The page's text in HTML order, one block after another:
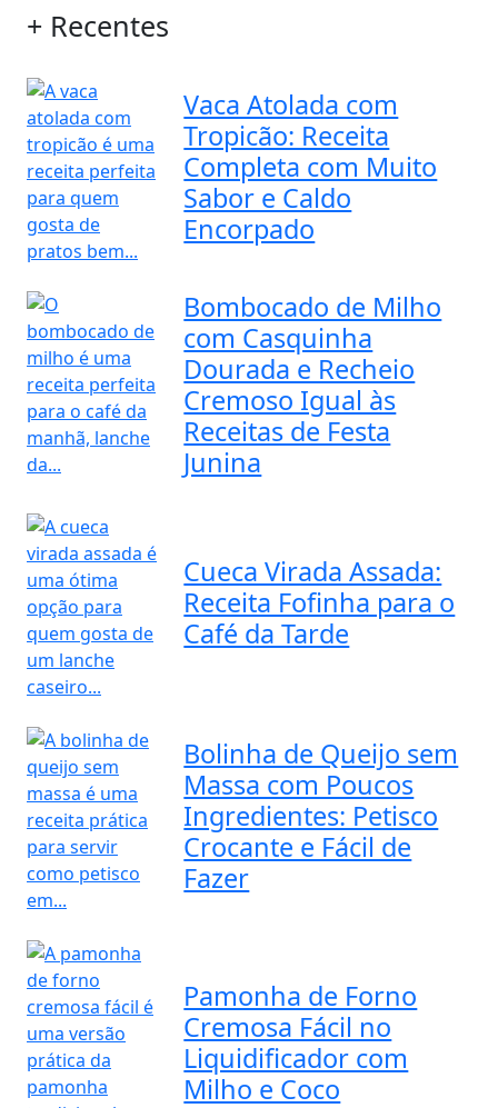
+ Recentes
Vaca Atolada com
Tropicão: Receita
Completa com Muito
Sabor e Caldo
Encorpado
Bombocado de Milho
com Casquinha
Dourada e Recheio
Cremoso Igual às
Receitas de Festa
Junina
Cueca Virada Assada:
Receita Fofinha para o
Café da Tarde
Bolinha de Queijo sem
Massa com Poucos
Ingredientes: Petisco
Crocante e Fácil de
Fazer
Pamonha de Forno
Cremosa Fácil no
Liquidificador com
Milho e Coco